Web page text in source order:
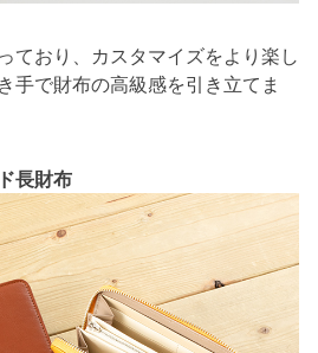
ており、カスタマイズをより楽し
手で財布の高級感を引き立てま
長財布